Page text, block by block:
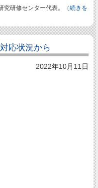
研修センター代表。
（続きを
応状況から
2022年10月11日